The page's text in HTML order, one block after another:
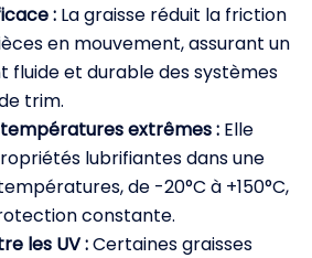
: La graisse réduit la friction
en mouvement, assurant un
fluide et durable des systèmes
trim.
extrêmes : Elle
lubrifiantes dans une
de -20°C à +150°C,
constante.
les UV :Certaines graisses